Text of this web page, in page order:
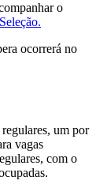
o
ocorrerá no
um por
vagas
com o